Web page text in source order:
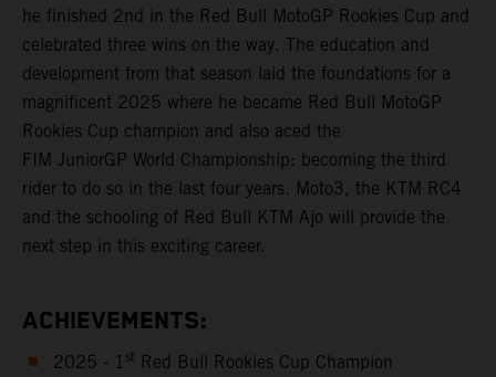
he finished 2nd in the Red Bull MotoGP Rookies Cup and
celebrated three wins on the way. The education and
development from that season laid the foundations for a
magnificent 2025 where he became Red Bull MotoGP
Rookies Cup champion and also aced the
FIM JuniorGP World Championship: becoming the third
rider to do so in the last four years. Moto3, the KTM RC4
and the schooling of Red Bull KTM Ajo will provide the
next step in this exciting career.
ACHIEVEMENTS:
2025 - 1 st Red Bull Rookies Cup Champion